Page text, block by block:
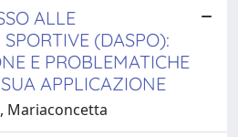
ALLE
(DASPO):
E PROBLEMATICHE
APPLICAZIONE
Mariaconcetta